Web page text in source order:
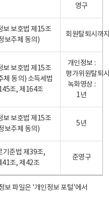
영구
보 보호법 제15조
보주체 동의)
회원탈퇴시까
보 보호법 제15조
체 동의) 소득세법
조, 제164조
개인정보 :
평가위원탈퇴
녹화영상 :
1년
보 보호법 제15조
보주체 동의)
5년
기준법 제39조,
41조, 제42조
준영구
보 파일은 '개인정보 포털'에서